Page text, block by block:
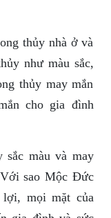
thủy nhà ở và
như màu sắc,
thủy may mắn
cho gia đình
sắc màu và may
sao Mộc Đức
lợi, mọi mặt của